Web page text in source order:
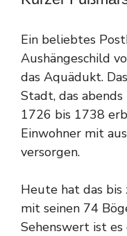
Ein beliebtes
Aushängeschild
das Aquädukt.
Stadt, das
1726 bis 1738
Einwohner mit
versorgen.
Heute hat das
mit seinen 74
Sehenswert ist es